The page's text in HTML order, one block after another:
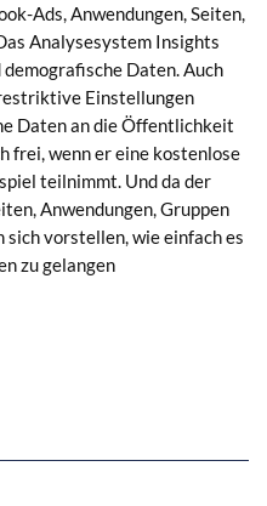
Ads, Anwendungen, Seiten,
Analysesystem Insights
Daten. Auch
Einstellungen
Daten an die Öffentlichkeit
frei, wenn er eine kostenlose
teilnimmt. Und da der
Anwendungen, Gruppen
vorstellen, wie einfach es
zu gelangen